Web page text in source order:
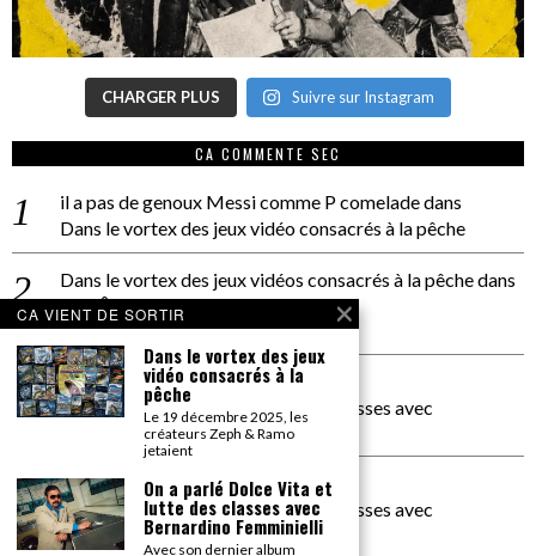
CHARGER PLUS Suivre sur Instagram
CA COMMENTE SEC
il a pas de genoux Messi comme P comeladedans
Dans le vortex des jeux vidéo consacrés à la pêche
Dans le vortex des jeux vidéos consacrés à la pêchedans
PACÔME THIELLEMENT
La séance d’Hip Gnose
La Patrie
dans
On a parlé Dolce Vita et lutte des classes avec
Bernardino Femminielli
carte noire negra à l'o tiededans
On a parlé Dolce Vita et lutte des classes avec
Bernardino Femminielli
CA VIENT DE SORTIR
Dans le vortex des jeux
vidéo consacrés à la
pêche
Le 19 décembre 2025, les
créateurs Zeph & Ramo
jetaient
On a parlé Dolce Vita et
lutte des classes avec
Bernardino Femminielli
Avec son dernier album